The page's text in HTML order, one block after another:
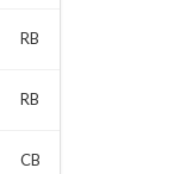
RB
RB
CB